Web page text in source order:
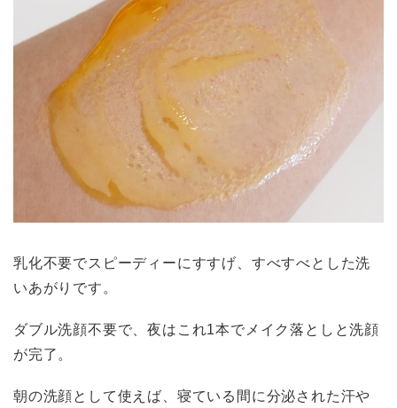
乳化不要でスピーディーにすすげ、すべすべとした洗
いあがりです。
ダブル洗顔不要で、夜はこれ1本でメイク落としと洗顔
が完了。
朝の洗顔として使えば、寝ている間に分泌された汗や